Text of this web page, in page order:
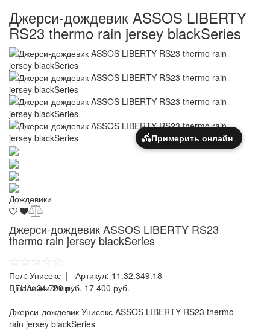
Джерси-дождевик ASSOS LIBERTY
RS23 thermo rain jersey blackSeries
Примерить онлайн
Дождевики
Джерси-дождевик ASSOS LIBERTY RS23
thermo rain jersey blackSeries
☆☆☆☆☆
Пол: Унисекс | Артикул: 11.32.349.18
ЦЕНА:34 700 руб. 17 400 руб.
В наличии 2 шт.
Джерси-дождевик Унисекс ASSOS LIBERTY RS23 thermo
rain jersey blackSeries